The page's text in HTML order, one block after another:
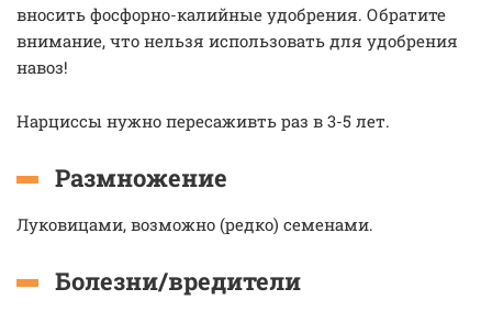
вносить фосфорно-калийные удобрения. Обратите
внимание, что нельзя использовать для удобрения
навоз!
Нарциссы нужно пересаживть раз в 3-5 лет.
Размножение
Луковицами, возможно (редко) семенами.
Болезни/вредители